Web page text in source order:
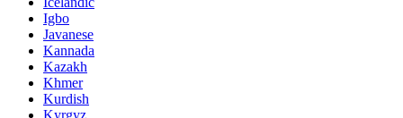
Igbo
Javanese
Kannada
Kazakh
Khmer
Kurdish
Kyrgyz